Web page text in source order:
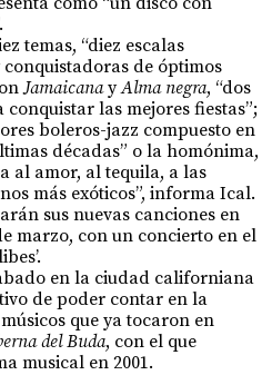
temas, “diez escalas
de óptimos
JamaicanayAlma negra, “dos
las mejores fiestas”;
boleros-jazz compuesto en
décadas” o la homónima,
al amor, al tequila, a las
más exóticos”, informa Ical.
sus nuevas canciones en
marzo, con un concierto en el
en la ciudad californiana
de poder contar en la
que ya tocaron en
del Buda, con el que
musical en 2001.